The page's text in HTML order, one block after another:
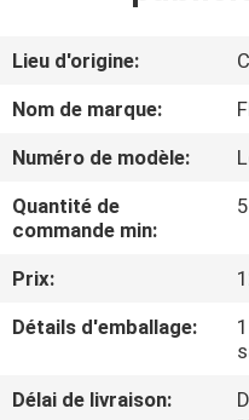
À
PROPOS
NOUS
DE
L'USINE
Lieu d'origine:
Nom de marque:
Numéro de modèle:
Quantité de
commande min:
Prix:
Détails d'emballage:
Délai de livraison: